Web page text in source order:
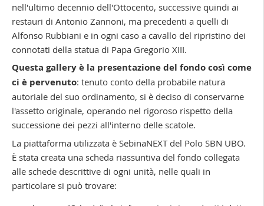
nell'ultimo decennio dell'Ottocento, successive quindi ai
restauri di Antonio Zannoni, ma precedenti a quelli di
Alfonso Rubbiani e in ogni caso a cavallo del ripristino dei
connotati della statua di Papa Gregorio XIII.
Questa gallery è la presentazione del fondo così come
ci è pervenuto: tenuto conto della probabile natura
autoriale del suo ordinamento, si è deciso di conservarne
l'assetto originale, operando nel rigoroso rispetto della
successione dei pezzi all'interno delle scatole.
La piattaforma utilizzata è SebinaNEXT del Polo SBN UBO.
È stata creata una scheda riassuntiva del fondo collegata
alle schede descrittive di ogni unità, nelle quali in
particolare si può trovare: